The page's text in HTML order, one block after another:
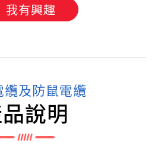
我有興趣
纜及防鼠電纜
說明